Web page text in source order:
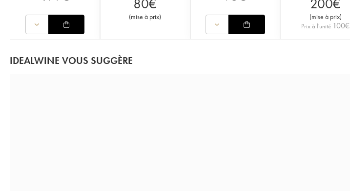
80€
(mise à prix)
200€
(mise à prix)
Prix à l'unité 100€
IDEALWINE VOUS SUGGÈRE